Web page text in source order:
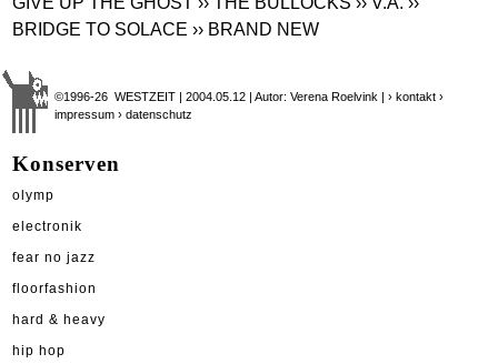
BRIDGE TO SOLACE ›› BRAND NEW
©1996-26 WESTZEIT | 2004.05.12 | Autor: Verena Roelvink |› kontakt ›
impressum › datenschutz
Konserven
olymp
electronik
fear no jazz
floorfashion
hard & heavy
hip hop